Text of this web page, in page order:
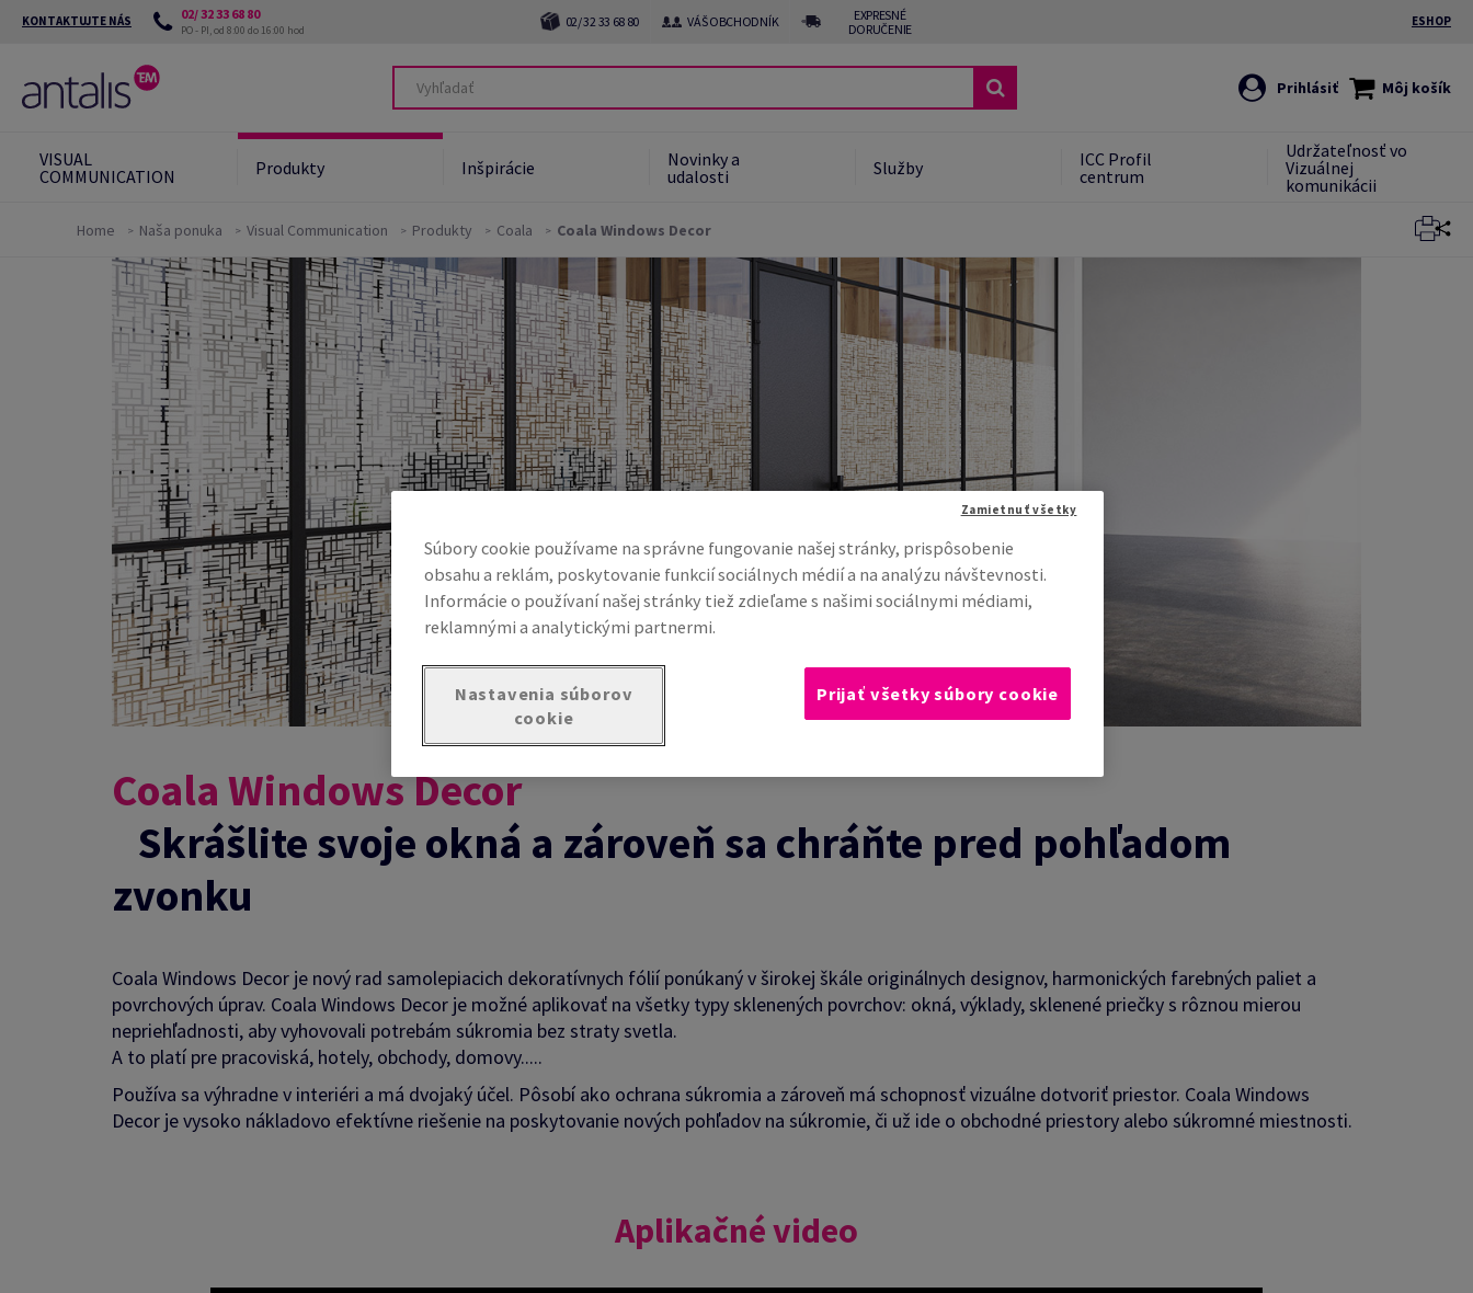
KONTAKTUJTE NÁS 02/ 32 33 68 80
PO - PI, od 8:00 do 16:00 hod 02/ 32 33 68 80 VÁŠ OBCHODNÍK
EXPRESNÉ
DORUČENIE
ESHOP
Prihlásiť Môj košík
VISUAL
COMMUNICATION
Produkty Inšpirácie
Novinky a
udalosti
Služby
ICC Profil
centrum
Udržateľnosť vo
Vizuálnej
komunikácii
Home Naša ponuka Visual Communication Produkty Coala Coala Windows Decor
Coala Windows Decor
Skrášlite svoje okná a zároveň sa chráňte pred pohľadom
zvonku
Coala Windows Decor je nový rad samolepiacich dekoratívnych fólií ponúkaný v širokej škále originálnych designov, harmonických farebných paliet a
povrchových úprav. Coala Windows Decor je možné aplikovať na všetky typy sklenených povrchov: okná, výklady, sklenené priečky s rôznou mierou
nepriehľadnosti, aby vyhovovali potrebám súkromia bez straty svetla.
A to platí pre pracoviská, hotely, obchody, domovy.....
Používa sa výhradne v interiéri a má dvojaký účel. Pôsobí ako ochrana súkromia a zároveň má schopnosť vizuálne dotvoriť priestor. Coala Windows
Decor je vysoko nákladovo efektívne riešenie na poskytovanie nových pohľadov na súkromie, či už ide o obchodné priestory alebo súkromné miestnosti.
Aplikačné video
Súbory cookie používame na správne fungovanie našej stránky, prispôsobenie
obsahu a reklám, poskytovanie funkcií sociálnych médií a na analýzu návštevnosti.
Informácie o používaní našej stránky tiež zdieľame s našimi sociálnymi médiami,
reklamnými a analytickými partnermi.
Nastavenia súborov
cookie
Zamietnuť všetky
Prijať všetky súbory cookie